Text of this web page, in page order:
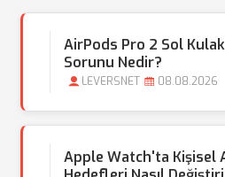
AirPods Pro 2 Sol
Sorunu Nedir?
LEVERSNET 08.08.2026
Apple Watch'ta Kişisel